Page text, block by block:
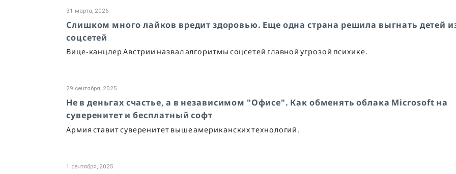
31 марта, 2026
Слишком много лайков вредит здоровью. Еще одна страна решила выгнать детей
соцсетей
Вице-канцлер Австрии назвал алгоритмы соцсетей главной угрозой психике.
29 сентября, 2025
Не в деньгах счастье, а в независимом "Офисе". Как обменять облака Microsoft на
суверенитет и бесплатный софт
Армия ставит суверенитет выше американских технологий.
1 сентября, 2025